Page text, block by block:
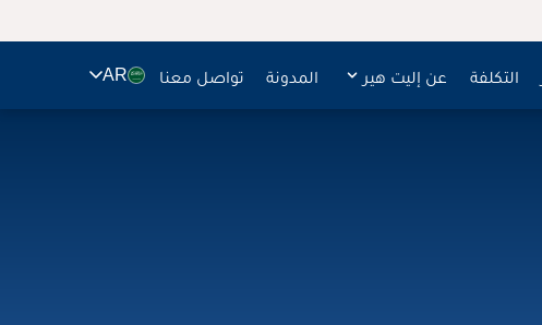
التكلفة عن إليت هير المدونة تواصل معنا 🇸🇦
AR